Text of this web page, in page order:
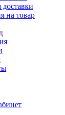
доставки
на товар